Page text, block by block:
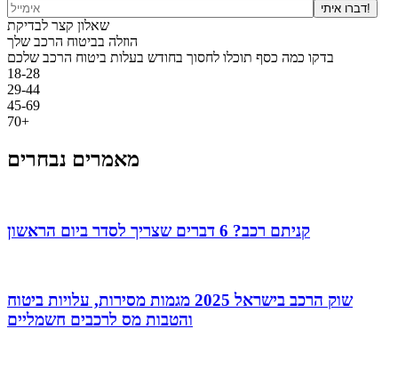
דברו איתי!
שאלון קצר לבדיקת
הוזלה בביטוח הרכב שלך
בדקו כמה כסף תוכלו לחסוך בחודש בעלות ביטוח הרכב שלכם
18-28
29-44
45-69
70+
מאמרים נבחרים
קניתם רכב? 6 דברים שצריך לסדר ביום הראשון
שוק הרכב בישראל 2025 מגמות מסירות, עלויות ביטוח
והטבות מס לרכבים חשמליים